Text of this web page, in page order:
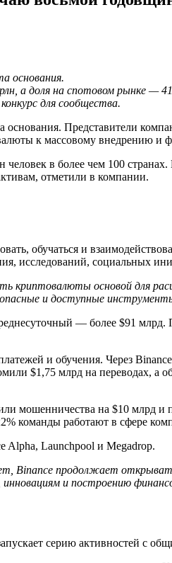
основания.
а доля на спотовом рынке —
для сообщества.
Представители
к массовому внедрению
в более чем 100
отметили в компании.
обучаться и
исследований, социальных
криптовалюты основой для
и доступные
— более $91
и обучения. Через
$1,75 млрд на переводах, а
мошенничества на $10 млрд
команды работают в сфере
Alpha, Launchpool и Megadrop.
Binance продолжает
инновациям и построению
серию активностей с